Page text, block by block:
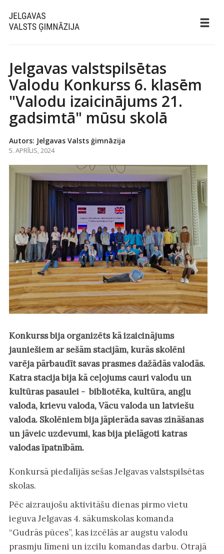
Jelgavas valstspilsētas
Valodu Konkurss 6. klasēm
"Valodu izaicinājums 21.
gadsimtā" mūsu skolā
Autors: Jelgavas Valsts ģimnāzija
5. APRĪLIS, 2024
Konkurss bija organizēts kā izaicinājums
jauniešiem ar sešām stacijām, kurās skolēni
varēja pārbaudīt savas prasmes dažādās valodās.
Katra stacija bija kā ceļojums cauri valodu un
kultūras pasaulei - bibliotēka, kultūra, angļu
valoda, krievu valoda, Vācu valoda un latviešu
valoda. Skolēniem bija jāpierāda savas zināšanas
un jāveic uzdevumi, kas bija pielāgoti katras
valodas īpatnībām.
Konkursā piedalījās sešas Jelgavas valstspilsētas
skolas.
Pēc aizraujošu aktivitāšu dienas pirmo vietu
ieguva Jelgavas 4. sākumskolas komanda
“Gudrās pūces”, kas izcēlās ar augstu valodu
prasmju līmeni un izcilu komandas darbu. Otrajā